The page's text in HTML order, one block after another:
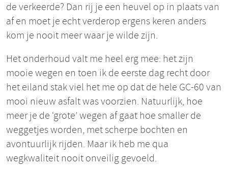
de verkeerde? Dan rij je een heuvel op in plaats van
af en moet je echt verderop ergens keren anders
kom je nooit meer waar je wilde zijn.
Het onderhoud valt me heel erg mee: het zijn
mooie wegen en toen ik de eerste dag recht door
het eiland stak viel het me op dat de hele GC-60 van
mooi nieuw asfalt was voorzien. Natuurlijk, hoe
meer je de ‘grote’ wegen af gaat hoe smaller de
weggetjes worden, met scherpe bochten en
avontuurlijk rijden. Maar ik heb me qua
wegkwaliteit nooit onveilig gevoeld.